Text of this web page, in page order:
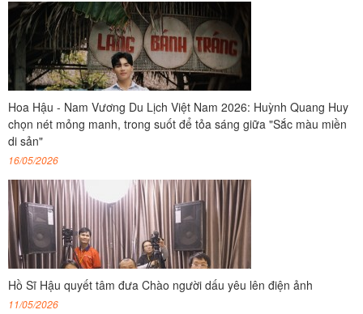
Hoa Hậu - Nam Vương Du Lịch Việt Nam 2026: Huỳnh Quang Huy
chọn nét mỏng manh, trong suốt để tỏa sáng giữa "Sắc màu miền
di sản"
16/05/2026
Hồ Sĩ Hậu quyết tâm đưa Chào người dấu yêu lên điện ảnh
11/05/2026